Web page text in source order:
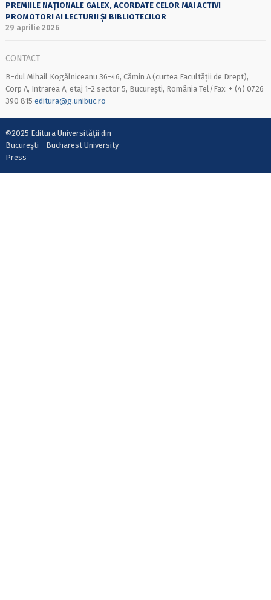
PREMIILE NAȚIONALE GALEX, ACORDATE CELOR MAI ACTIVI
PROMOTORI AI LECTURII ȘI BIBLIOTECILOR
29 aprilie 2026
CONTACT
B-dul Mihail Kogălniceanu 36-46, Cămin A (curtea Facultății de Drept),
Corp A, Intrarea A, etaj 1-2 sector 5, București, România Tel/Fax: + (4) 0726
390 815 editura@g.unibuc.ro
©2025 Editura Universității din
București - Bucharest University
Press